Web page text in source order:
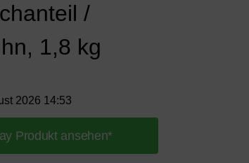
/
1,8 kg
2026 14:53
Produkt ansehen*